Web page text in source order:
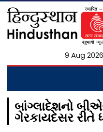
9 Aug
બાંગ્લાદેશનો
ગેરકાયદેસર રીતે